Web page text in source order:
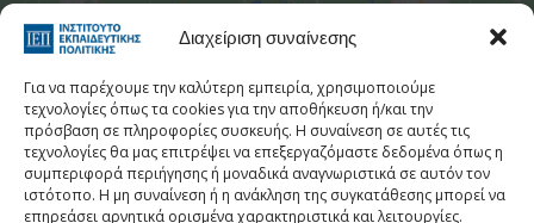
Διαχείριση συναίνεσης
Για να παρέχουμε την καλύτερη εμπειρία, χρησιμοποιούμε
τεχνολογίες όπως τα cookies για την αποθήκευση ή/και την
πρόσβαση σε πληροφορίες συσκευής. Η συναίνεση σε αυτές τις
τεχνολογίες θα μας επιτρέψει να επεξεργαζόμαστε δεδομένα όπως η
συμπεριφορά περιήγησης ή μοναδικά αναγνωριστικά σε αυτόν τον
ιστότοπο. Η μη συναίνεση ή η ανάκληση της συγκατάθεσης μπορεί να
επηρεάσει αρνητικά ορισμένα χαρακτηριστικά και λειτουργίες.
Τηλεφωνικός Κατάλογος